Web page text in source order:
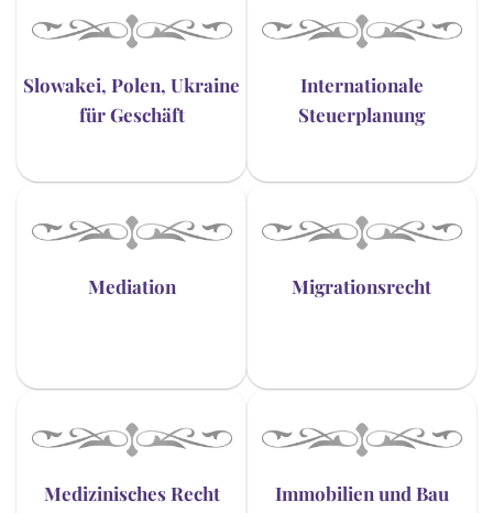
Slowakei, Polen, Ukraine
für Geschäft
Internationale
Steuerplanung
Mediation Migrationsrecht
Medizinisches Recht Immobilien und Bau